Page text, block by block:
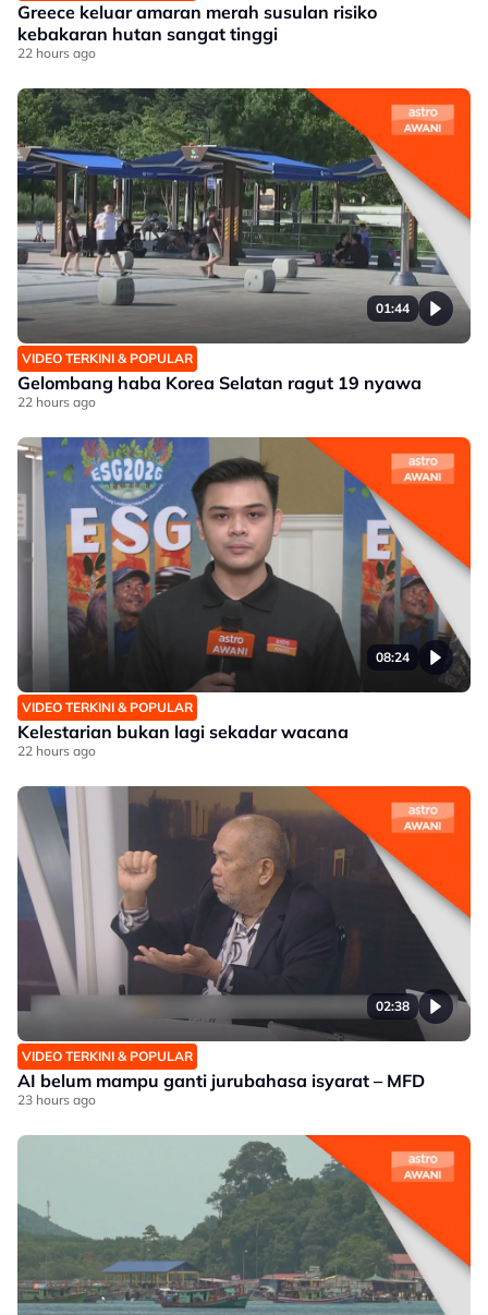
Greece keluar amaran merah susulan risiko
kebakaran hutan sangat tinggi
22 hours ago
01:44
VIDEO TERKINI & POPULAR
Gelombang haba Korea Selatan ragut 19 nyawa
22 hours ago
08:24
VIDEO TERKINI & POPULAR
Kelestarian bukan lagi sekadar wacana
22 hours ago
02:38
VIDEO TERKINI & POPULAR
AI belum mampu ganti jurubahasa isyarat – MFD
23 hours ago